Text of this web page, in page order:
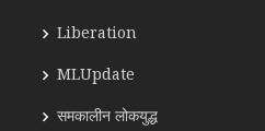
Liberation
MLUpdate
समकालीन लोकयुद्ध